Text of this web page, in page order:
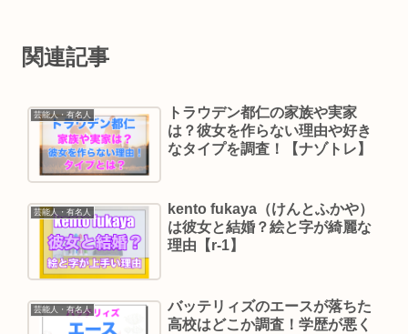
関連記事
芸能人・有名人
トラウデン都仁の家族や実家
は？彼女を作らない理由や好き
なタイプを調査！【ナゾトレ】
芸能人・有名人
kento fukaya（けんとふかや）
は彼女と結婚？絵と字が綺麗な
理由【r-1】
芸能人・有名人
バッテリィズのエースが落ちた
高校はどこか調査！学歴が悪く